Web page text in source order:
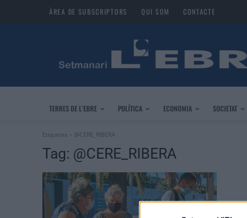
ÀREA DE SUBSCRIPTORS QUI SOM CONTACTE
TERRES DE L’EBRE POLÍTICA ECONOMIA SOCIETAT
Etiquetes @CERE_RIBERA
Tag: @CERE_RIBERA